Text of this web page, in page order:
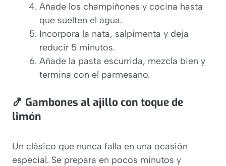
Añade los champiñones y cocina hasta
que suelten el agua.
Incorpora la nata, salpimenta y deja
reducir 5 minutos.
Añade la pasta escurrida, mezcla bien y
termina con el parmesano.
🍤 Gambones al ajillo con toque de
limón
Un clásico que nunca falla en una ocasión
especial. Se prepara en pocos minutos y